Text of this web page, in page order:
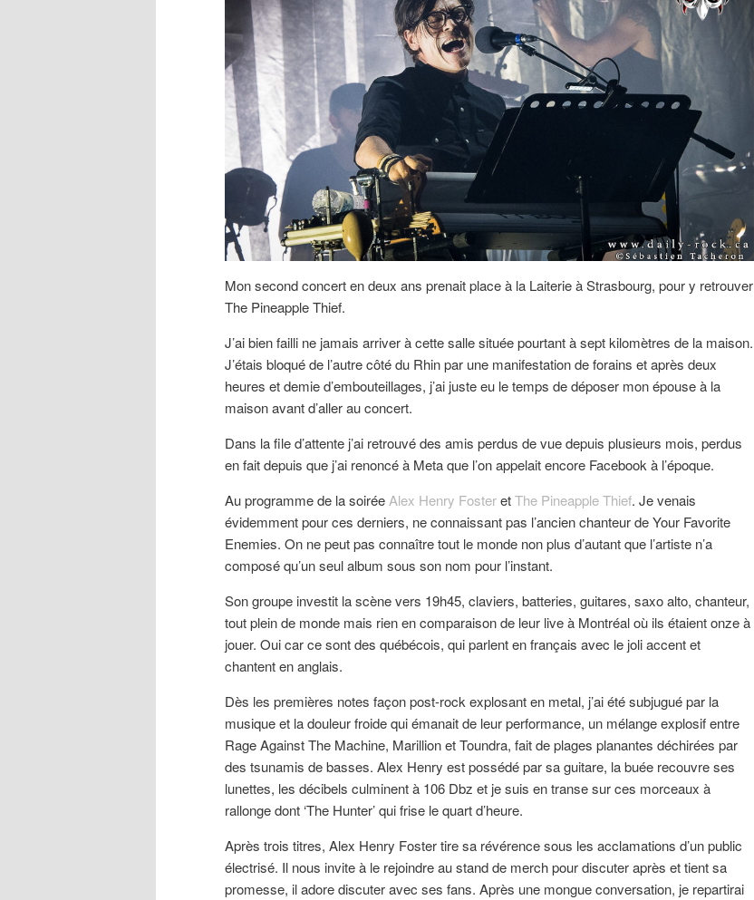
Mon second concert en deux ans prenait place à la Laiterie à Strasbourg, pour y retrouver
The Pineapple Thief.
J’ai bien failli ne jamais arriver à cette salle située pourtant à sept kilomètres de la maison.
J’étais bloqué de l’autre côté du Rhin par une manifestation de forains et après deux
heures et demie d’embouteillages, j’ai juste eu le temps de déposer mon épouse à la
maison avant d’aller au concert.
Dans la file d’attente j’ai retrouvé des amis perdus de vue depuis plusieurs mois, perdus
en fait depuis que j’ai renoncé à Meta que l’on appelait encore Facebook à l’époque.
Au programme de la soirée Alex Henry FosteretThe Pineapple Thief. Je venais
évidemment pour ces derniers, ne connaissant pas l’ancien chanteur de Your Favorite
Enemies. On ne peut pas connaître tout le monde non plus d’autant que l’artiste n’a
composé qu’un seul album sous son nom pour l’instant.
Son groupe investit la scène vers 19h45, claviers, batteries, guitares, saxo alto, chanteur,
tout plein de monde mais rien en comparaison de leur live à Montréal où ils étaient onze à
jouer. Oui car ce sont des québécois, qui parlent en français avec le joli accent et
chantent en anglais.
Dès les premières notes façon post-rock explosant en metal, j’ai été subjugué par la
musique et la douleur froide qui émanait de leur performance, un mélange explosif entre
Rage Against The Machine, Marillion et Toundra, fait de plages planantes déchirées par
des tsunamis de basses. Alex Henry est possédé par sa guitare, la buée recouvre ses
lunettes, les décibels culminent à 106 Dbz et je suis en transe sur ces morceaux à
rallonge dont ‘The Hunter’ qui frise le quart d’heure.
Après trois titres, Alex Henry Foster tire sa révérence sous les acclamations d’un public
électrisé. Il nous invite à le rejoindre au stand de merch pour discuter après et tient sa
promesse, il adore discuter avec ses fans. Après une mongue conversation, je repartirai